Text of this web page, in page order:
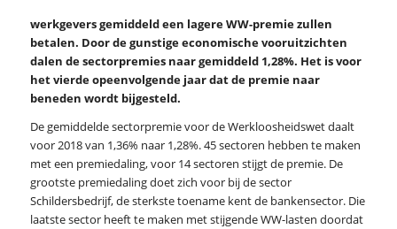
werkgevers gemiddeld een lagere WW-premie zullen
betalen. Door de gunstige economische vooruitzichten
dalen de sectorpremies naar gemiddeld 1,28%. Het is voor
het vierde opeenvolgende jaar dat de premie naar
beneden wordt bijgesteld.
De gemiddelde sectorpremie voor de Werkloosheidswet daalt
voor 2018 van 1,36% naar 1,28%. 45 sectoren hebben te maken
met een premiedaling, voor 14 sectoren stijgt de premie. De
grootste premiedaling doet zich voor bij de sector
Schildersbedrijf, de sterkste toename kent de bankensector. Die
laatste sector heeft te maken met stijgende WW-lasten doordat